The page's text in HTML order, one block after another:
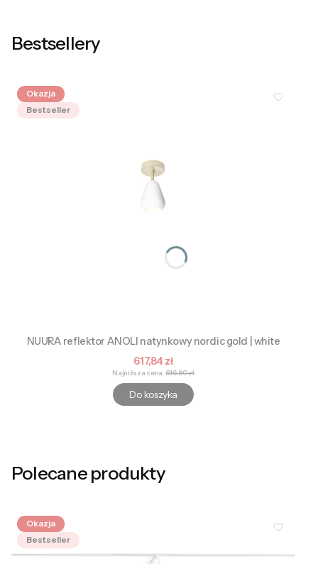
Bestsellery
Okazja
Bestseller
NUURA reflektor ANOLI natynkowy nordic gold | white
Cena promocyjna
617,84 zł
Najniższa cena: 616,80 zł
Do koszyka
Polecane produkty
Okazja
Bestseller